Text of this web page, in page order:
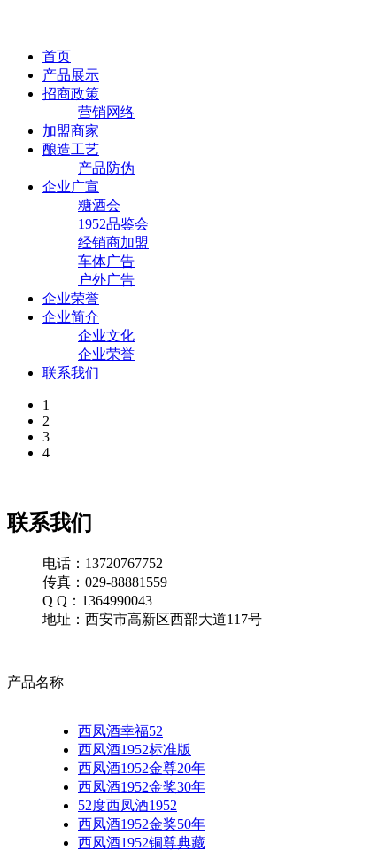
首页
产品展示
招商政策
营销网络
加盟商家
酿造工艺
产品防伪
企业广宣
糖酒会
1952品鉴会
经销商加盟
车体广告
户外广告
企业荣誉
企业简介
企业文化
企业荣誉
联系我们
1
2
3
4
联系我们
电话：13720767752
传真：029-88881559
Q Q：1364990043
地址：西安市高新区西部大道117号
产品名称
西凤酒幸福52
西凤酒1952标准版
西凤酒1952金尊20年
西凤酒1952金奖30年
52度西凤酒1952
西凤酒1952金奖50年
西凤酒1952铜尊典藏